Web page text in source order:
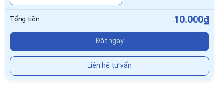
Tổng tiền 10.000₫
Đặt ngay
Liên hệ tư vấn